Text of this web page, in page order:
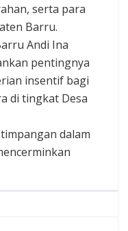
serta para
Barru.
Andi Ina
pentingnya
insentif bagi
di tingkat Desa
dalam